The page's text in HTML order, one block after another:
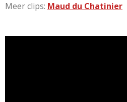
Meer clips: Maud du Chatinier